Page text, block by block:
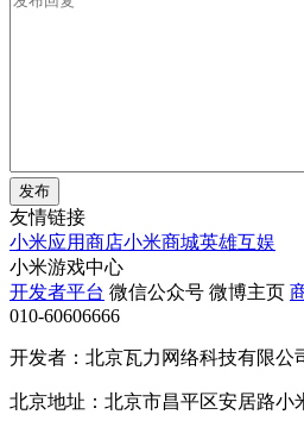
发布
友情链接
小米应用商店小米商城英雄互娱
小米游戏中心
开发者平台 微信公众号 微博主页
010-60606666
开发者：北京瓦力网络科技有限公
北京地址：北京市昌平区安居路小